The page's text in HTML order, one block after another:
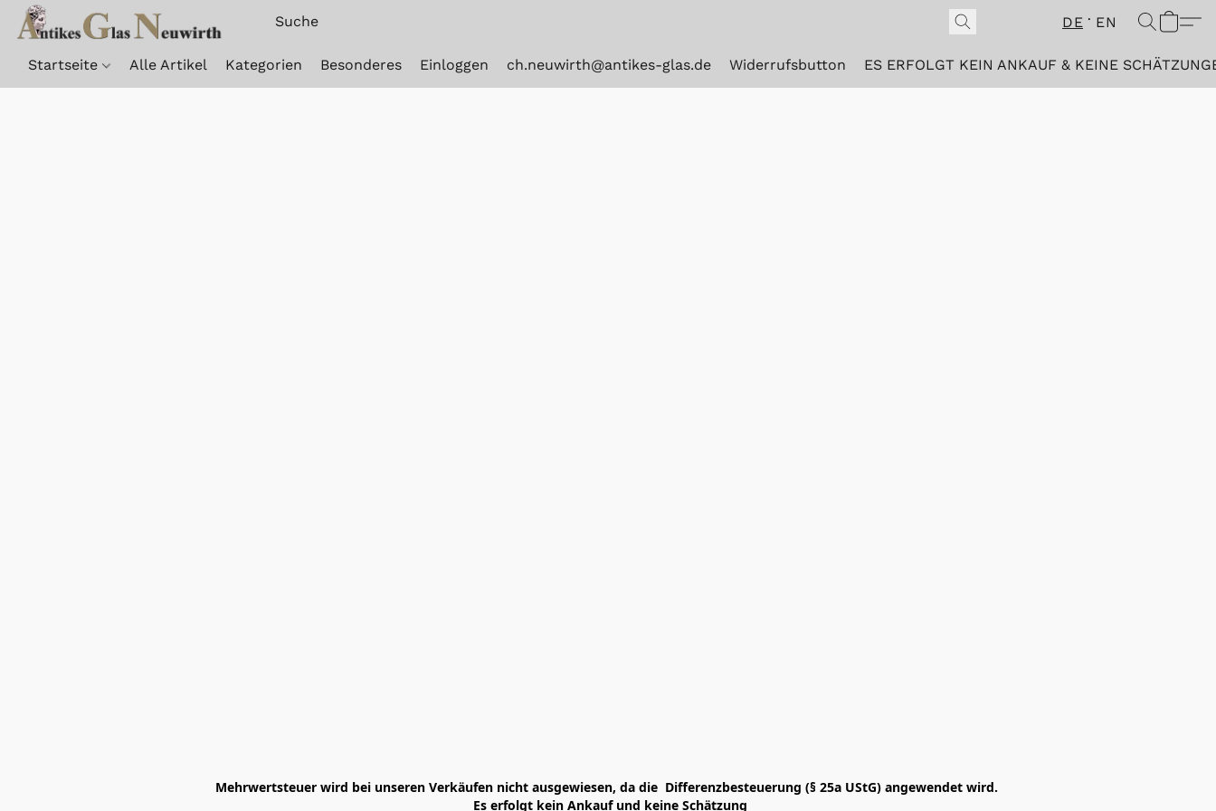
DE EN
Startseite Alle Artikel Kategorien Besonderes Einloggen ch.neuwirth@antikes-glas.de Widerrufsbutton ES ERFOLGT KEIN ANKAUF & KEINE
Mehrwertsteuer wird bei unseren Verkäufen nicht ausgewiesen, da die  Differenzbesteuerung (§ 25a UStG) angewendet wird.